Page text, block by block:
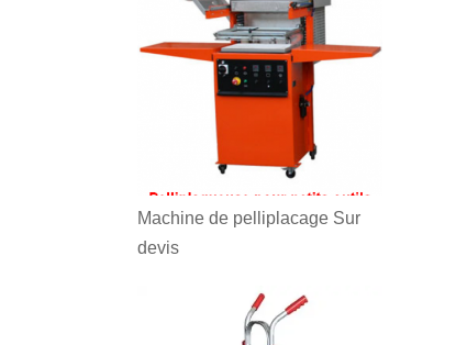
Machine de pelliplacage Sur
devis